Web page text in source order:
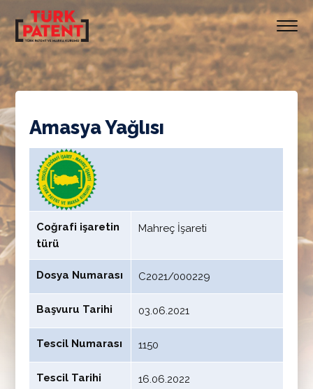
Amasya Yağlısı
Coğrafi işaretin
türü
Mahreç İşareti
Dosya Numarası C2021/000229
Başvuru Tarihi 03.06.2021
Tescil Numarası 1150
Tescil Tarihi 16.06.2022